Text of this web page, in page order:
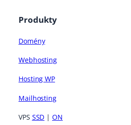
Produkty
Domény
Webhosting
Hosting WP
Mailhosting
VPS SSD |ON